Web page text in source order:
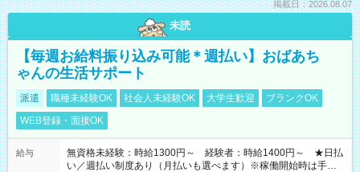
掲載日：2026.08.07
未読
【毎週お給料振り込み可能＊週払い】おばあち
ゃんの生活サポート
派遣 職種未経験OK 社会人未経験OK 大学生歓迎
ブランクOK
WEB登録・面接OK
給与
無資格未経験：時給1300円～ 経験者：時給1400円～ ★日払
い／週払い制度あり（月払いも選べます）※稼働開始時は手続き